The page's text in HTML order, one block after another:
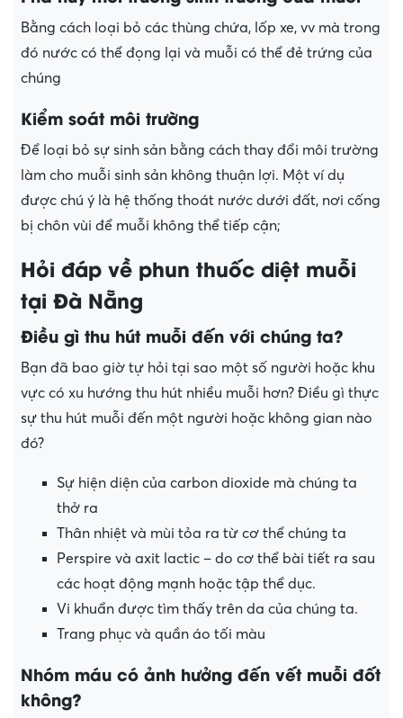
Bằng cách loại bỏ các thùng chứa, lốp xe, vv mà trong
đó nước có thể đọng lại và muỗi có thể đẻ trứng của
chúng
Kiểm soát môi trường
Để loại bỏ sự sinh sản bằng cách thay đổi môi trường
làm cho muỗi sinh sản không thuận lợi. Một ví dụ
được chú ý là hệ thống thoát nước dưới đất, nơi cống
bị chôn vùi để muỗi không thể tiếp cận;
Hỏi đáp về phun thuốc diệt muỗi
tại Đà Nẵng
Điều gì thu hút muỗi đến với chúng ta?
Bạn đã bao giờ tự hỏi tại sao một số người hoặc khu
vực có xu hướng thu hút nhiều muỗi hơn? Điều gì thực
sự thu hút muỗi đến một người hoặc không gian nào
đó?
Sự hiện diện của carbon dioxide mà chúng ta
thở ra
Thân nhiệt và mùi tỏa ra từ cơ thể chúng ta
Perspire và axit lactic – do cơ thể bài tiết ra sau
các hoạt động mạnh hoặc tập thể dục.
Vi khuẩn được tìm thấy trên da của chúng ta.
Trang phục và quần áo tối màu
Nhóm máu có ảnh hưởng đến vết muỗi đốt
không?